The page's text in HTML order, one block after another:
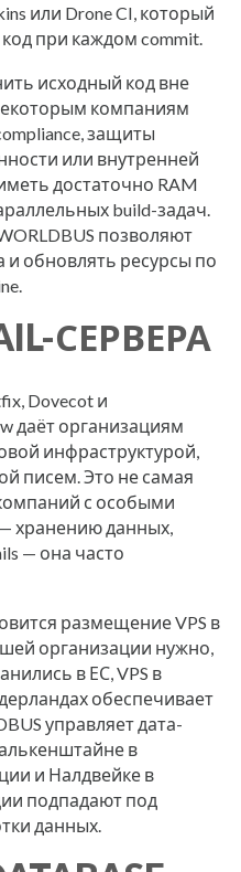
или Drone CI, который
при каждом commit.
исходный код вне
компаниям
защиты
или внутренней
достаточно RAM
build-задач.
позволяют
и обновлять ресурсы по
СЕРВЕРА
Dovecot и
даёт организациям
инфраструктурой,
писем. Это не самая
с особыми
хранению данных,
— она часто
размещение VPS в
организации нужно,
в ЕС, VPS в
обеспечивает
управляет дата-
в
и Налдвейке в
подпадают под
данных.